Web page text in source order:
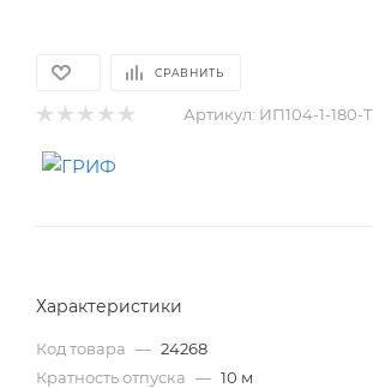
СРАВНИТЬ
Артикул: ИП104-1-180-
Характеристики
Код товара — 24268
Кратность отпуска — 10 м